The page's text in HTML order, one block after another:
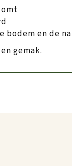
bodem en de
gemak.